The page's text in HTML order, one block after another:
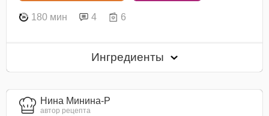
180 мин 4 6
Ингредиенты
Нина Минина-Р
автор рецепта